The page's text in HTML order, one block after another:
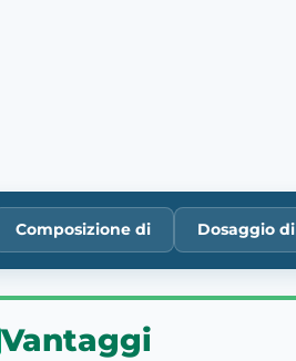
Composizione di Dosaggio di
Vantaggi